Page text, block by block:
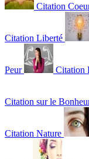
Citation
Citation Liberté
Peur Citation
Citation sur le
Citation Nature